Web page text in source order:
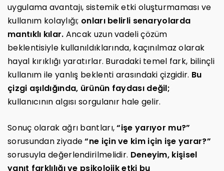
uygulama avantajı, sistemik etki oluşturmaması ve
kullanım kolaylığı; onları belirli senaryolarda
mantıklı kılar. Ancak uzun vadeli çözüm
beklentisiyle kullanıldıklarında, kaçınılmaz olarak
hayal kırıklığı yaratırlar. Buradaki temel fark, bilinçli
kullanım ile yanlış beklenti arasındaki çizgidir. Bu
çizgi aşıldığında, ürünün faydası değil;
kullanıcının algısı sorgulanır hale gelir.
Sonuç olarak ağrı bantları,“işe yarıyor mu?”
sorusundan ziyade“ne için ve kim için işe yarar?”
sorusuyla değerlendirilmelidir. Deneyim, kişisel
yanıt farklılığı ve psikolojik etki bu